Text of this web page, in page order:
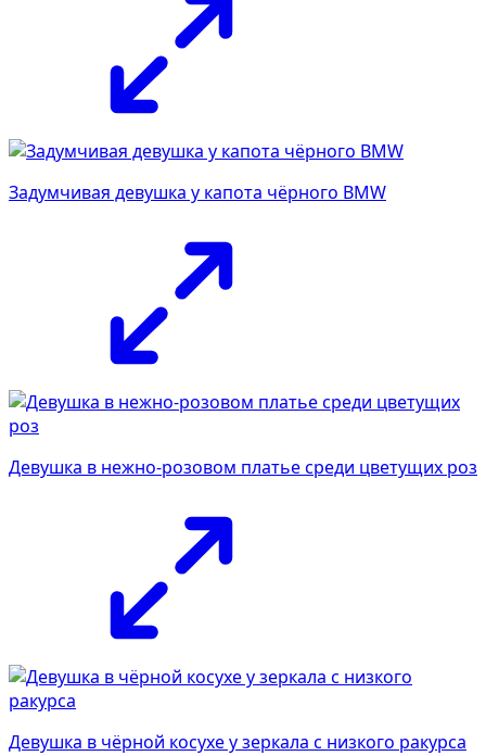
Задумчивая девушка у капота чёрного BMW
Девушка в нежно-розовом платье среди цветущих роз
Девушка в чёрной косухе у зеркала с низкого ракурса